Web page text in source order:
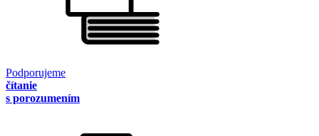
Podporujeme
čítanie
s porozumením